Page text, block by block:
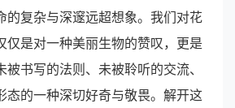
的复杂与深邃远超想象。我们对花
仅是对一种美丽生物的赞叹，更是
被书写的法则、未被聆听的交流、
态的一种深切好奇与敬畏。解开这